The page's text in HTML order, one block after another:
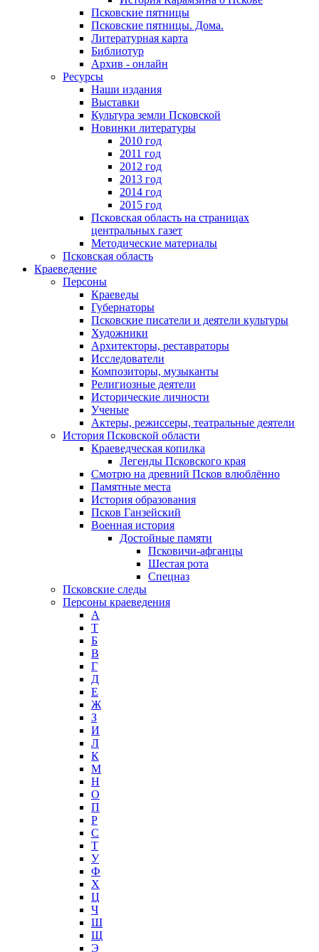
Псковские пятницы
Псковские пятницы. Дома.
Литературная карта
Библиотур
Архив - онлайн
Ресурсы
Наши издания
Выставки
Культура земли Псковской
Новинки литературы
2010 год
2011 год
2012 год
2013 год
2014 год
2015 год
Псковская область на страницах
центральных газет
Методические материалы
Псковская область
Краеведение
Персоны
Краеведы
Губернаторы
Псковские писатели и деятели культуры
Художники
Архитекторы, реставраторы
Исследователи
Композиторы, музыканты
Религиозные деятели
Исторические личности
Ученые
Актеры, режиссеры, театральные деятели
История Псковской области
Краеведческая копилка
Легенды Псковского края
Смотрю на древний Псков влюблённо
Памятные места
История образования
Псков Ганзейский
Военная история
Достойные памяти
Псковичи-афганцы
Шестая рота
Спецназ
Псковские следы
Персоны краеведения
А
T
Б
В
Г
Д
Е
Ж
З
И
Л
К
М
Н
О
П
Р
С
Т
У
Ф
Х
Ц
Ч
Ш
Щ
Э